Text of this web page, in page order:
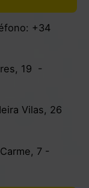
+34
19
-
Vilas, 26
7 -